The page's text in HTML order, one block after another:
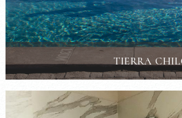
TIERRA